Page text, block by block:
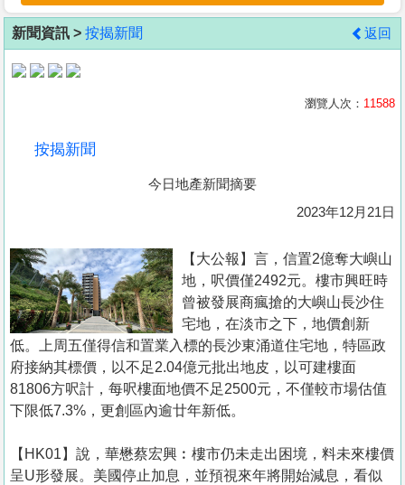
客
地
產
置
業
手
冊
關
於
們
新聞資訊 > 按揭新聞 返回
瀏覽人次： 11588
按揭新聞
今日地產新聞摘要
2023年12月21日
【大公報】言， 信置2億奪大嶼山
地，呎價僅2492元。樓市興旺時
曾被發展商瘋搶的大嶼山長沙住
宅地，在淡市之下，地價創新
低。上周五僅得信和置業入標的長沙東涌道住宅地，特區政
府接納其標價，以不足2.04億元批出地皮，以可建樓面
81806方呎計，每呎樓面地價不足2500元，不僅較市場估值
下限低7.3%，更創區內逾廿年新低。
【HK01】說，華懋蔡宏興︰樓市仍未走出困境，料未來樓價
呈U形發展。美國停止加息，並預視來年將開始減息，看似